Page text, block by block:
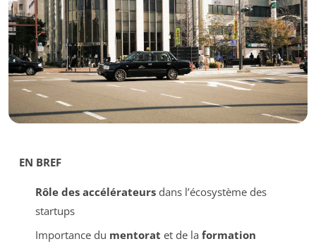
EN BREF
Rôle des accélérateursdans l’écosystème des
startups
Importance du mentorat et de la formation